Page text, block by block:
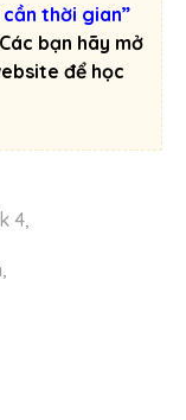
thời gian”
bạn hãy mở
để học
4